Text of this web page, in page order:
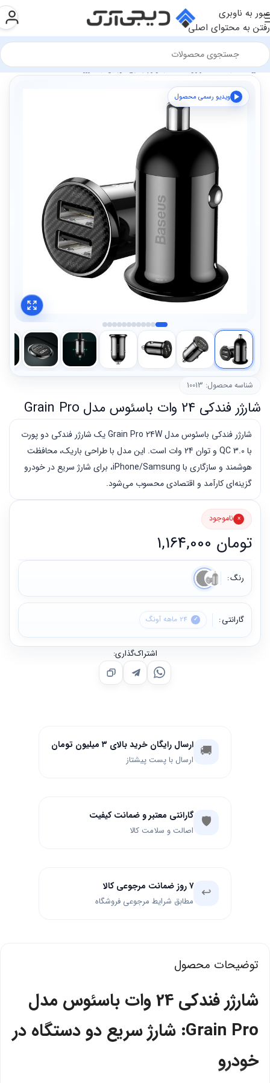
عبور به ناوبری
رفتن به محتوای اصلی
فروشگاه سخت افزار و قطعات لوازم جانبی موبایل شارژر ها
ویدیو رسمی محصول
شناسه محصول: 10013
شارژر فندکی 24 وات باسئوس مدل Grain Pro
شارژر فندکی باسئوس مدل Grain Pro 24W یک شارژر فندکی دو پورت
با QC 3.0 و توان 24 وات است. این مدل با طراحی باریک، محافظت
هوشمند و سازگاری با iPhone/Samsung، برای شارژ سریع در خودرو
گزینه‌ای کارآمد و اقتصادی محسوب می‌شود.
تومان
ناموجود
رنگ
گارانتی 24 ماهه آونگ
اشتراک‌گذاری:
🚚 ارسال رایگان خرید بالای ۳ میلیون تومان
ارسال با پست پیشتاز
🛡️ گارانتی معتبر و ضمانت کیفیت
اصالت و سلامت کالا
↩️ ۷ روز ضمانت مرجوعی کالا
مطابق شرایط مرجوعی فروشگاه
توضیحات محصول
شارژر فندکی 24 وات باسئوس مدل
Grain Pro: شارژ سریع دو دستگاه در
خودرو